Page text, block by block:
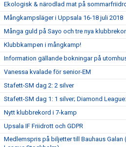
Ekologisk & närodlad mat på
Mångkampsläger i Uppsala 16-18 juli 2018
Många guld på Sayo och tre nya
Klubbkampen i mångkamp!
Information gällande bokningar på
Vanessa kvalade för senior-EM
Stafett-SM dag 2: 2 silver
Stafett-SM dag 1: 1 silver; Diamond
Nytt klubbrekord i 7-kamp
Upsala IF Friidrott och GDPR
Medlemspris på biljetter till Bauhaus Galan